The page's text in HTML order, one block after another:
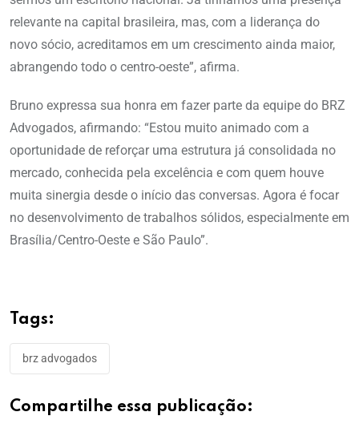
relevante na capital brasileira, mas, com a liderança do
novo sócio, acreditamos em um crescimento ainda maior,
abrangendo todo o centro-oeste”, afirma.
Bruno expressa sua honra em fazer parte da equipe do BRZ
Advogados, afirmando: “Estou muito animado com a
oportunidade de reforçar uma estrutura já consolidada no
mercado, conhecida pela excelência e com quem houve
muita sinergia desde o início das conversas. Agora é focar
no desenvolvimento de trabalhos sólidos, especialmente em
Brasília/Centro-Oeste e São Paulo”.
Tags:
brz advogados
Compartilhe essa publicação: